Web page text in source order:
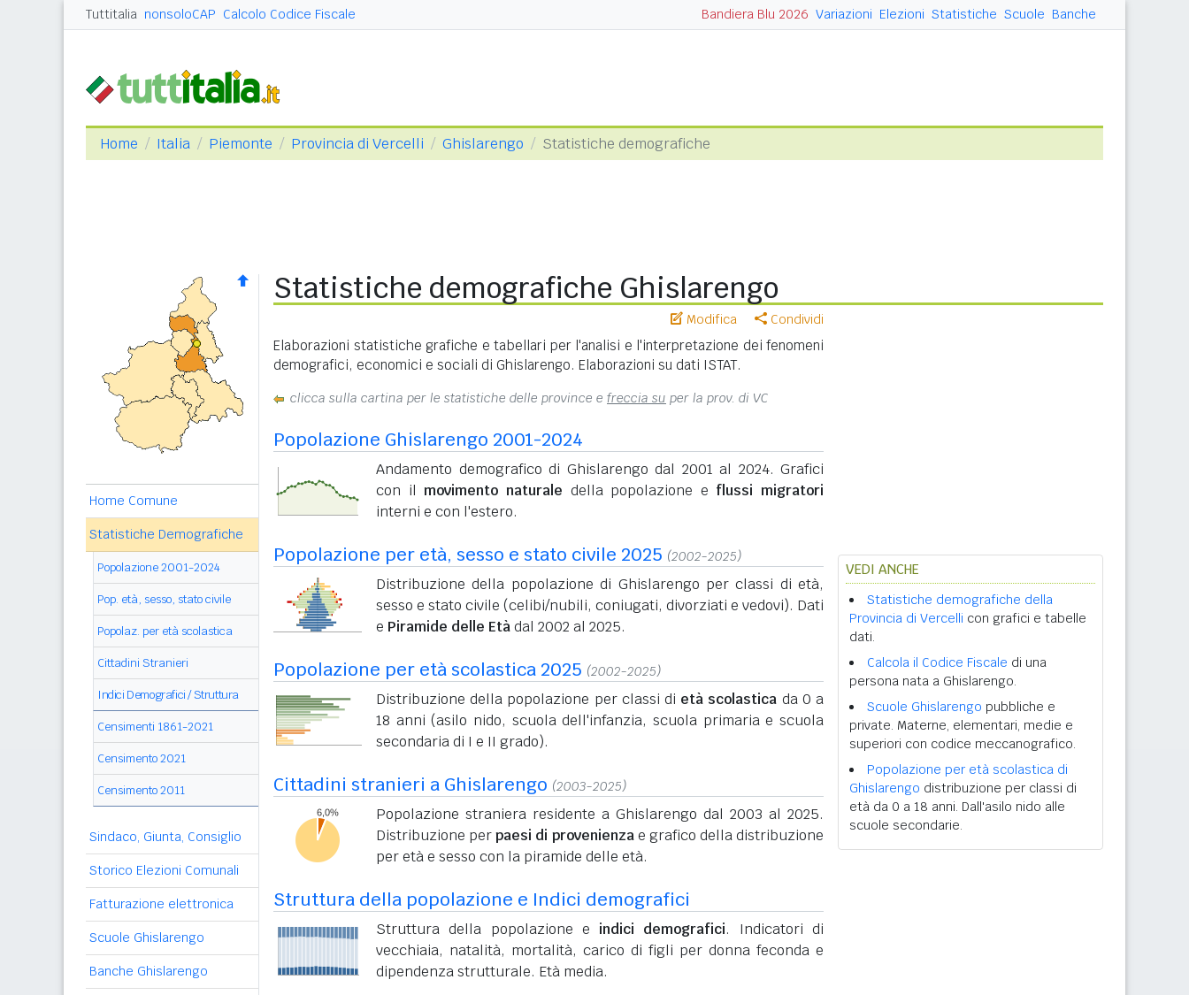
Tuttitalia nonsoloCAP Calcolo Codice Fiscale Bandiera Blu 2026 Variazioni Elezioni Statistiche Scuole Banche
Home Italia Piemonte Provincia di Vercelli Ghislarengo Statistiche demografiche
Home Comune
Statistiche Demografiche
Popolazione 2001-2024
Pop. età, sesso, stato civile
Popolaz. per età scolastica
Cittadini Stranieri
Indici Demografici / Struttura
Censimenti 1861-2021
Censimento 2021
Censimento 2011
Sindaco, Giunta, Consiglio
Storico Elezioni Comunali
Fatturazione elettronica
Scuole Ghislarengo
Banche Ghislarengo
Statistiche demografiche Ghislarengo
Modifica Condividi
Elaborazioni statistiche grafiche e tabellari per l'analisi e l'interpretazione dei fenomeni
demografici, economici e sociali di Ghislarengo. Elaborazioni su dati ISTAT.
clicca sulla cartina per le statistiche delle province e freccia su per la prov. di VC
Popolazione Ghislarengo 2001-2024
Andamento demografico di Ghislarengo dal 2001 al 2024. Grafici
con il movimento naturale della popolazione e flussi migratori
interni e con l'estero.
Popolazione per età, sesso e stato civile 2025 (2002-2025)
Distribuzione della popolazione di Ghislarengo per classi di età,
sesso e stato civile (celibi/nubili, coniugati, divorziati e vedovi). Dati
e Piramide delle Etàdal 2002 al 2025.
Popolazione per età scolastica 2025 (2002-2025)
Distribuzione della popolazione per classi di età scolastica da 0 a
18 anni (asilo nido, scuola dell'infanzia, scuola primaria e scuola
secondaria di I e II grado).
Cittadini stranieri a Ghislarengo (2003-2025)
Popolazione straniera residente a Ghislarengo dal 2003 al 2025.
Distribuzione perpaesi di provenienzae grafico della distribuzione
per età e sesso con la piramide delle età.
Struttura della popolazione e Indici demografici
Struttura della popolazione e indici demografici. Indicatori di
vecchiaia, natalità, mortalità, carico di figli per donna feconda e
dipendenza strutturale. Età media.
VEDI ANCHE
Statistiche demografiche della
Provincia di Vercelli con grafici e tabelle
dati.
Calcola il Codice Fiscale di una
persona nata a Ghislarengo.
Scuole Ghislarengo pubbliche e
private. Materne, elementari, medie e
superiori con codice meccanografico.
Popolazione per età scolastica di
Ghislarengo distribuzione per classi di
età da 0 a 18 anni. Dall'asilo nido alle
scuole secondarie.